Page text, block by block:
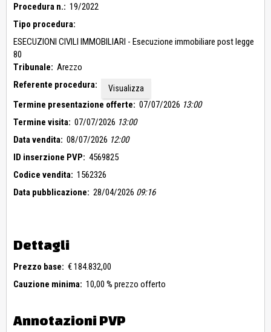
Procedura n.: 19/2022
Tipo procedura:
ESECUZIONI CIVILI IMMOBILIARI - Esecuzione immobiliare post legge
80
Tribunale: Arezzo
Referente procedura:
Visualizza
Termine presentazione offerte: 07/07/2026 13:00
Termine visita: 07/07/2026 13:00
Data vendita: 08/07/2026 12:00
ID inserzione PVP: 4569825
Codice vendita: 1562326
Data pubblicazione: 28/04/2026 09:16
Dettagli
Prezzo base: € 184.832,00
Cauzione minima: 10,00 % prezzo offerto
Annotazioni PVP